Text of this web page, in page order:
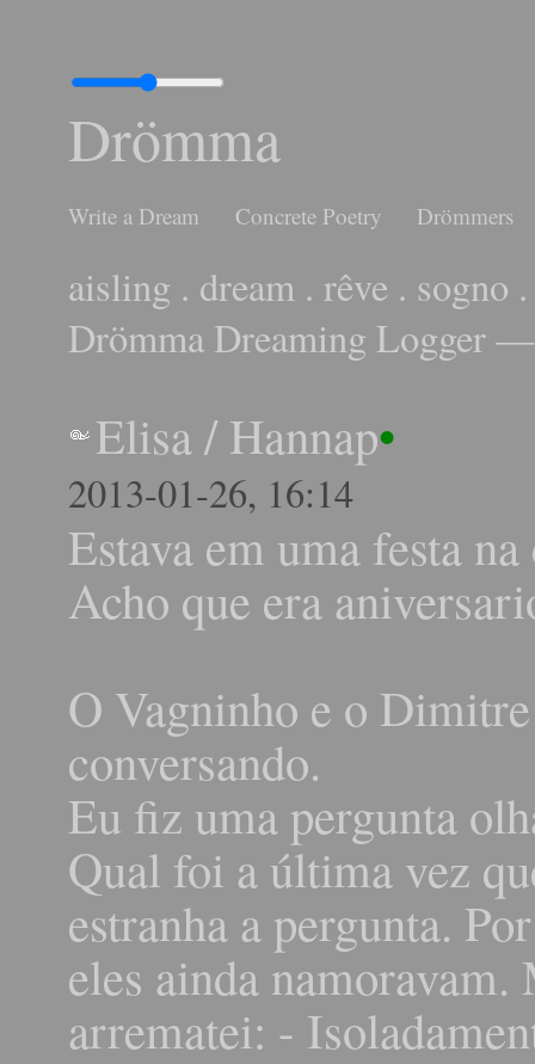
Drömma
Write a Dream Concrete Poetry Drömmers
aisling . dream . rêve . sogno
Drömma Dreaming Logger
Elisa/Hannap•
2013-01-26, 16:14
Estava em uma festa
Acho que era
O Vagninho e o Dimitre
conversando.
Eu fiz uma pergunta
Qual foi a última vez
estranha a pergunta.
eles ainda namoravam.
arrematei: -